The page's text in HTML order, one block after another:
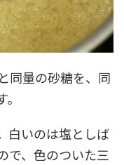
同量の砂糖を、同
白いのは塩としば
で、色のついた三